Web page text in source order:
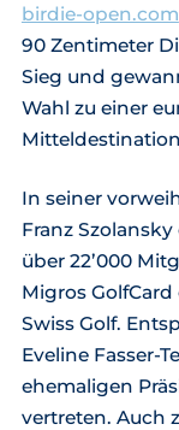
birdie-open.com
90 Zentimeter
Sieg und
Wahl zu einer
In seiner
Franz
über 22’000
Migros
Swiss Golf.
Eveline Fasser-
ehemaligen
vertreten. Auch